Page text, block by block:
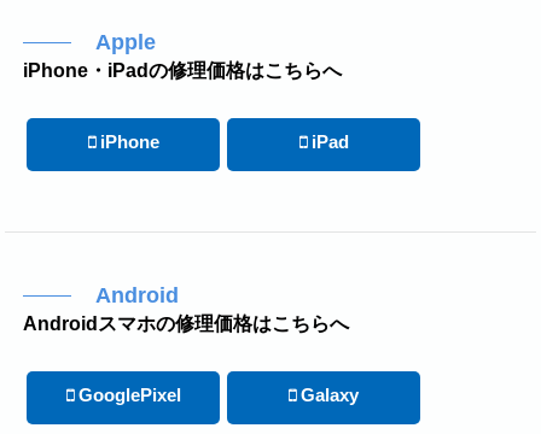
Apple
iPhone・iPadの修理価格はこちらへ
iPhone iPad
Android
Androidスマホの修理価格はこちらへ
GooglePixel Galaxy